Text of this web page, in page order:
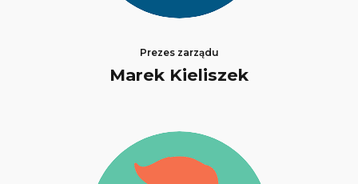
Prezes zarządu
Marek Kieliszek